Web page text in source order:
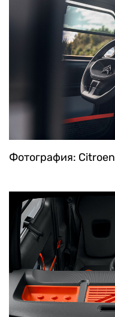
Фотография: Citroen